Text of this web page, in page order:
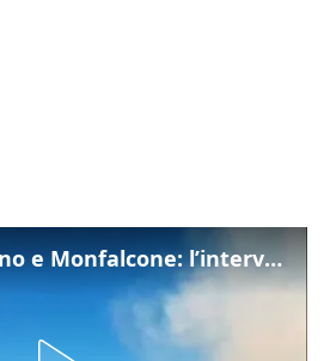
Incendio tra Duino e Monfalcone: l’intervento dei vigili del fuoco